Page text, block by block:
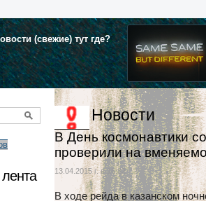
(свежие) тут где?
Новости
В День космонавтики
проверили на
13.04.2015 г. в 16:32
В ходе рейда в казанском